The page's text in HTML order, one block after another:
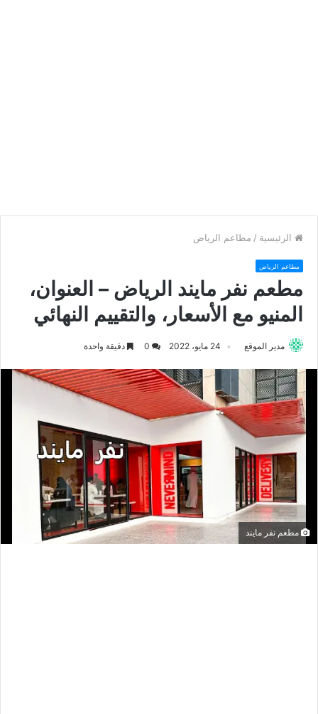
الرئيسية / مطاعم الرياض
مطاعم الرياض
مطعم نفر مايند الرياض – العنوان،
المنيو مع الأسعار، والتقييم النهائي
مدير الموقع 24 مايو، 2022 دقيقة واحدة
مطعم نفر مايند